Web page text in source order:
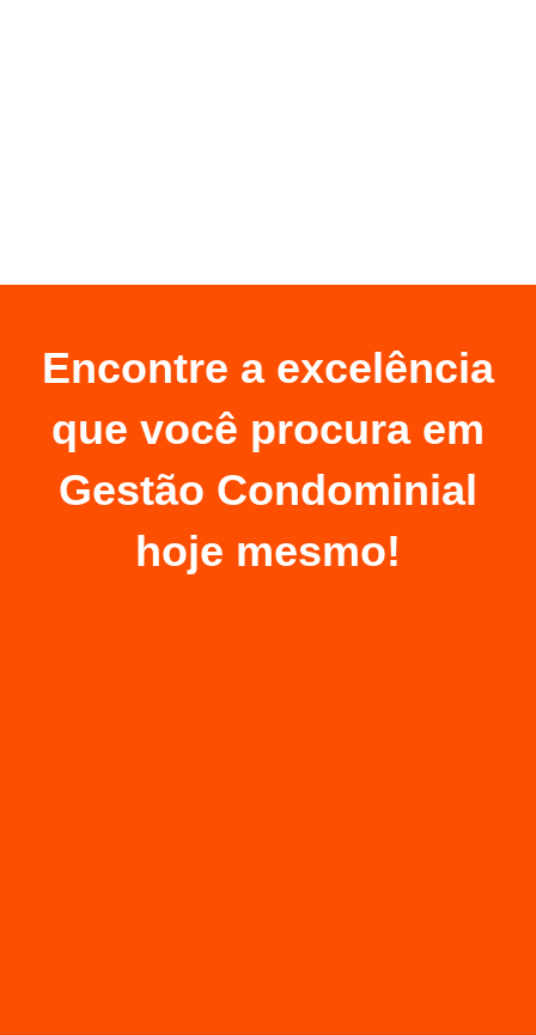
Encontre a excelência
que você procura em
Gestão Condominial
hoje mesmo!